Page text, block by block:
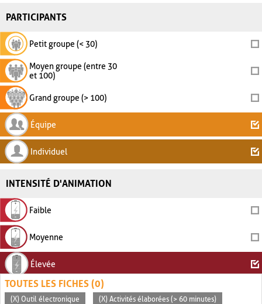
PARTICIPANTS
Petit groupe (< 30)
Moyen groupe (entre 30
et 100)
Grand groupe (> 100)
Équipe
Individuel
INTENSITÉ D'ANIMATION
Faible
Moyenne
Élevée
TOUTES LES FICHES (0)
(X) Outil électronique (X) Activités élaborées (> 60 minutes)